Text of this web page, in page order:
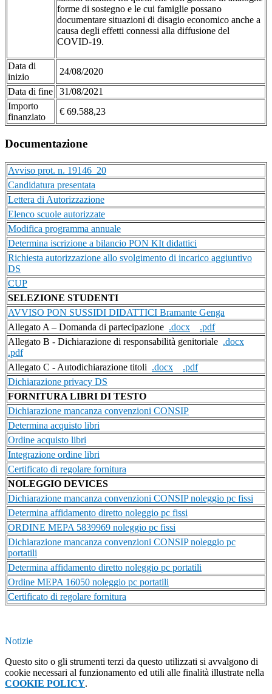
forme di sostegno e le cui famiglie possano
documentare situazioni di disagio economico anche a
causa degli effetti connessi alla diffusione del
COVID-19.
Data di
inizio
24/08/2020
Data di fine
31/08/2021
Importo
finanziato
€ 69.588,23
Documentazione
Avviso prot. n. 19146_20
Candidatura presentata
Lettera di Autorizzazione
Elenco scuole autorizzate
Modifica programma annuale
Determina iscrizione a bilancio PON KIt didattici
Richiesta autorizzazione allo svolgimento di incarico aggiuntivo
DS
CUP
SELEZIONE STUDENTI
AVVISO PON SUSSIDI DIDATTICI Bramante Genga
Allegato A – Domanda di partecipazione .docx
.pdf
Allegato B - Dichiarazione di responsabilità genitoriale .docx
.pdf
Allegato C - Autodichiarazione titoli .docx
.pdf
Dichiarazione privacy DS
FORNITURA LIBRI DI TESTO
Dichiarazione mancanza convenzioni CONSIP
Determina acquisto libri
Ordine acquisto libri
Integrazione ordine libri
Certificato di regolare fornitura
NOLEGGIO DEVICES
Dichiarazione mancanza convenzioni CONSIP noleggio pc fissi
Determina affidamento diretto noleggio pc fissi
ORDINE MEPA 5839969 noleggio pc fissi
Dichiarazione mancanza convenzioni CONSIP noleggio pc
portatili
Determina affidamento diretto noleggio pc portatili
Ordine MEPA 16050 noleggio pc portatili
Certificato di regolare fornitura
Notizie
Questo sito o gli strumenti terzi da questo utilizzati si avvalgono di
cookie necessari al funzionamento ed utili alle finalità illustrate nella
COOKIE POLICY.